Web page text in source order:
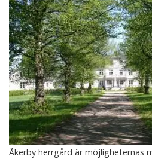
Åkerby herrgård är möjligheternas